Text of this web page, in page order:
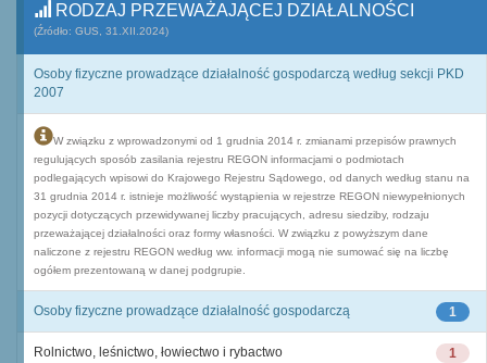
RODZAJ PRZEWAŻAJĄCEJ DZIAŁALNOŚCI
(Źródło: GUS, 31.XII.2024)
Osoby fizyczne prowadzące działalność gospodarczą według sekcji PKD
2007
W związku z wprowadzonymi od 1 grudnia 2014 r. zmianami przepisów prawnych
regulujących sposób zasilania rejestru REGON informacjami o podmiotach
podlegających wpisowi do Krajowego Rejestru Sądowego, od danych według stanu na
31 grudnia 2014 r. istnieje możliwość wystąpienia w rejestrze REGON niewypełnionych
pozycji dotyczących przewidywanej liczby pracujących, adresu siedziby, rodzaju
przeważającej działalności oraz formy własności. W związku z powyższym dane
naliczone z rejestru REGON według ww. informacji mogą nie sumować się na liczbę
ogółem prezentowaną w danej podgrupie.
1
Osoby fizyczne prowadzące działalność gospodarczą
1
Rolnictwo, leśnictwo, łowiectwo i rybactwo